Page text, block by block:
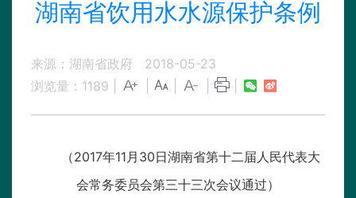
湖南省饮用水水源保护条例
来源：湖南省政府
2018-05-23
浏览量： 1189
（2017年11月30日湖南省第十二届人民代表大
会常务委员会第三十三次会议通过）